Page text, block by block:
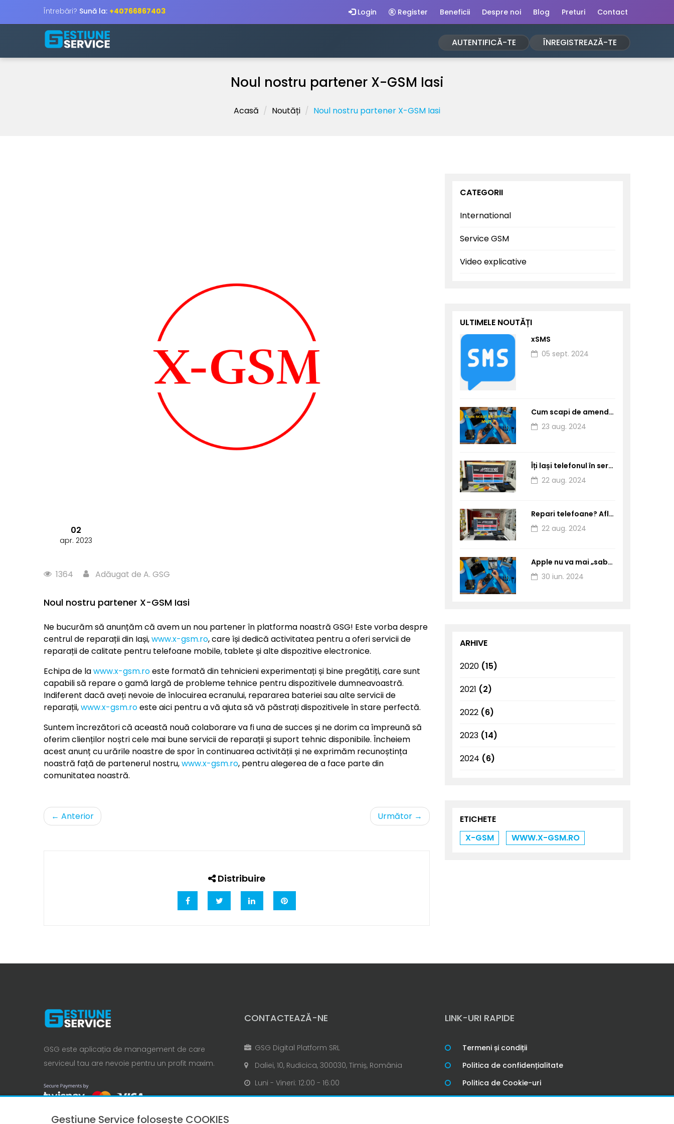
Întrebări? Sună la: +40766867403 Login Register Beneficii Despre noi Blog Preturi Contact
AUTENTIFICĂ-TE ÎNREGISTREAZĂ-TE
Noul nostru partener X-GSM Iasi
Acasă Noutăți Noul nostru partener X-GSM Iasi
02
apr. 2023
1364 Adăugat de A. GSG
Noul nostru partener X-GSM Iasi
Ne bucurăm să anunțăm că avem un nou partener în platforma noastră GSG! Este vorba despre
centrul de reparații din Iași,www.x-gsm.ro, care își dedică activitatea pentru a oferi servicii de
reparații de calitate pentru telefoane mobile, tablete și alte dispozitive electronice.
Echipa de lawww.x-gsm.roeste formată din tehnicieni experimentați și bine pregătiți, care sunt
capabili să repare o gamă largă de probleme tehnice pentru dispozitivele dumneavoastră.
Indiferent dacă aveți nevoie de înlocuirea ecranului, repararea bateriei sau alte servicii de
reparații,www.x-gsm.roeste aici pentru a vă ajuta să vă păstrați dispozitivele în stare perfectă.
Suntem încrezători că această nouă colaborare va fi una de succes și ne dorim ca împreună să
oferim clienților noștri cele mai bune servicii de reparații și suport tehnic disponibile. Încheiem
acest anunț cu urările noastre de spor în continuarea activității și ne exprimăm recunoștința
noastră față de partenerul nostru,www.x-gsm.ro, pentru alegerea de a face parte din
comunitatea noastră.
← Anterior Următor →
Distribuire
CATEGORII
International
Service GSM
Video explicative
ULTIMELE NOUTĂȚI
xSMS
05 sept. 2024
Cum scapi de amendă ANPC dacă ai service de telefoane?
23 aug. 2024
Îți lași telefonul în service? Trebuie să primești obligatoriu PVIS!
22 aug. 2024
Repari telefoane? Află de ce este important sa faci PVIS
22 aug. 2024
Apple nu va mai „sabota” iPhone-urile reparate la serviceuri independente
30 iun. 2024
ARHIVE
2020 (15)
2021 (2)
2022 (6)
2023 (14)
2024 (6)
ETICHETE
X-GSM
WWW.X-GSM.RO
GSG este aplicația de management de care
serviceul tau are nevoie pentru un profit maxim.
CONTACTEAZĂ-NE
GSG Digital Platform SRL
Daliei, 10, Rudicica, 300030, Timiș, România
Luni - Vineri: 12:00 - 16:00
LINK-URI RAPIDE
Termeni și condiții
Politica de confidențialitate
Politica de Cookie-uri
Gestiune Service folosește COOKIES